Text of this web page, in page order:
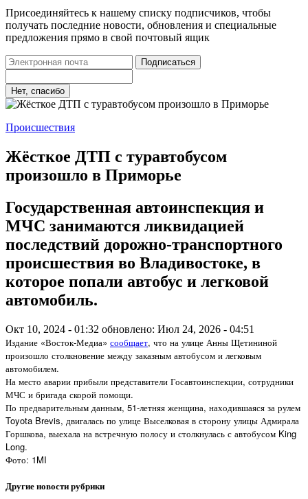
Присоединяйтесь к нашему списку подписчиков, чтобы
получать последние новости, обновления и специальные
предложения прямо в свой почтовый ящик
Подписаться
Нет, спасибо
Происшествия
Жёсткое ДТП с туравтобусом
произошло в Приморье
Государственная автоинспекция и
МЧС занимаются ликвидацией
последствий дорожно-транспортного
происшествия во Владивостоке, в
которое попали автобус и легковой
автомобиль.
Окт 10, 2024 - 01:32 обновлено: Июл 24, 2026 - 04:51
Издание «Восток-Медиа» сообщает, что на улице Анны Щетининой
произошло столкновение между заказным автобусом и легковым
автомобилем.
На место аварии прибыли представители Госавтоинспекции, сотрудники
МЧС и бригада скорой помощи.
По предварительным данным, 51-летняя женщина, находившаяся за рулем
Toyota Brevis, двигалась по улице Выселковая в сторону улицы Адмирала
Горшкова, выехала на встречную полосу и столкнулась с автобусом King
Long.
Фото: 1MI
Другие новости рубрики